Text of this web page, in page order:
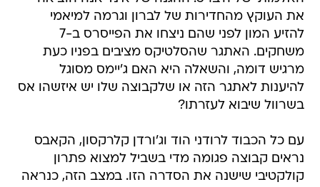
את העוקץ מהחדירות של לברון וגרמה למיאמי
להזיע המון לפני שהם ניצחו את הפייסרס ב-7
משחקים. האתגר שהסלטיקס מציבים בפניו כעת
מרגיש דומה, והשאלה היא האם ג'יימס מסוגל
להיענות לאתגר הזה או שלקבוצה שלו יש איזשהו אס
בשרוול שיבוא לעזרתו?
עם כל הכבוד לרודני הוד וג'ורדן קלרקסון, הקאבס
נראים קבוצה פגומה מדי בשביל למצוא פתרון
קולקטיבי שישנה את הסדרה הזו. במצב הזה, כנראה